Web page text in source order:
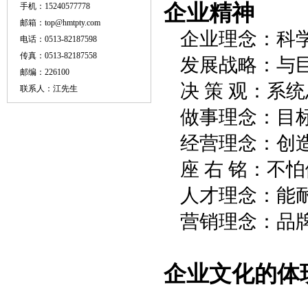
手机：15240577778
邮箱：top@hmtpty.com
电话：0513-82187598
传真：0513-82187558
邮编：226100
联系人：江先生
企业精神
企业理念：科
发展战略：与
决 策 观：系
做事理念：目
经营理念：创
座 右 铭：不
人才理念：能
营销理念：品
企业文化的体